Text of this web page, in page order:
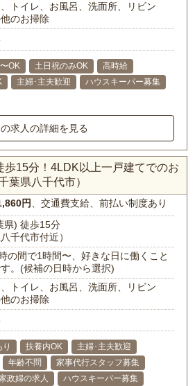
トイレ、お風呂、洗面所、リビン
のお掃除
OK 土日祝のみOK
高時給
主婦･主夫歓迎
ハウスキーパー募集
求人の詳細を見る
歩15分！4LDK以上一戸建てでのお
葉県八千代市）
円、交通費支給、前払い制度あり
県) 徒歩15分
千代市付近）
の間で1時間〜、好きな日に働くこと
。(候補の日時から選択)
トイレ、お風呂、洗面所、リビン
のお掃除
扶養内OK
主婦･主夫歓迎
年齢不問
家事代行スタッフ募集
政婦の求人
ハウスキーパー募集